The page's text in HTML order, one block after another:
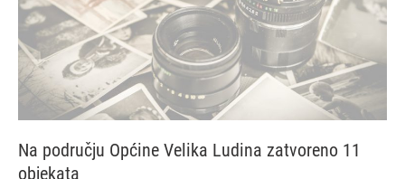
Na području Općine Velika Ludina zatvoreno 11
objekata